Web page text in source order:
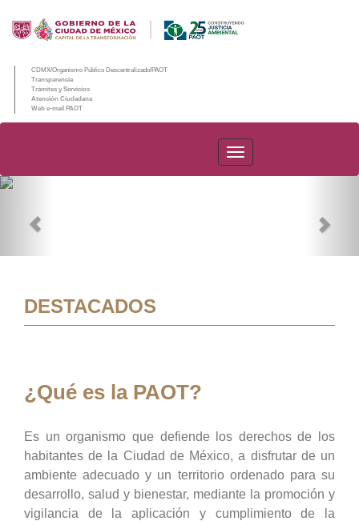
CDMX/Organismo Público Descentralizado/PAOT
Transparencia
Trámites y Servicios
Atención Ciudadana
Web e-mail PAOT
PAOT
DESTACADOS
¿Qué es la PAOT?
Es un organismo que defiende los derechos de los
habitantes de la Ciudad de México, a disfrutar de un
ambiente adecuado y un territorio ordenado para su
desarrollo, salud y bienestar, mediante la promoción y
vigilancia de la aplicación y cumplimiento de la